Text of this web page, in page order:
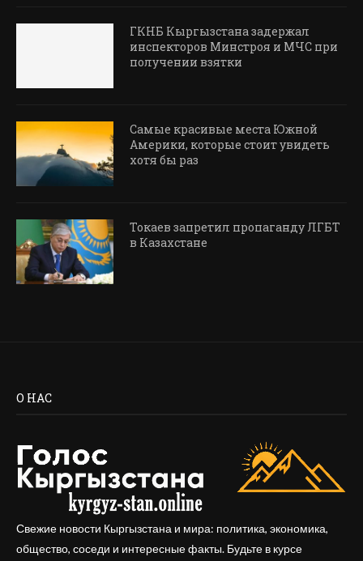
ГКНБ Кыргызстана задержал
инспекторов Минстроя и МЧС при
получении взятки
Самые красивые места Южной
Америки, которые стоит увидеть
хотя бы раз
Токаев запретил пропаганду ЛГБТ
в Казахстане
О НАС
Свежие новости Кыргызстана и мира: политика, экономика,
общество, соседи и интересные факты. Будьте в курсе